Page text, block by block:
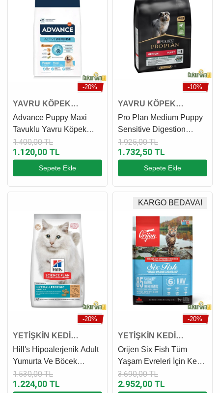
-20%
YAVRU KÖPEK
MAMASI
Advance Puppy Maxi
Tavuklu Yavru Köpek
Maması 3 Kg
1.400,00 TL
1.120,00 TL
Sepete Ekle
-10%
YAVRU KÖPEK
MAMASI
Pro Plan Medium Puppy
Sensitive Digestion
Kuzulu Ve Pirinçli Yavru
Köpek Maması 3 Kg
1.925,00 TL
1.732,50 TL
Sepete Ekle
-20%
YETİŞKİN KEDİ
MAMASI
Hill's Hipoalerjenik Adult
Yumurta Ve Böcek
Proteinli Yetişkin Kedi
Maması 1.5 Kg
1.530,00 TL
1.224,00 TL
-20%
KARGO BEDAVA!
YETİŞKİN KEDİ
MAMASI
Orijen Six Fish Tüm
Yaşam Evreleri İçin Kedi
Maması 1.8 Kg
3.690,00 TL
2.952,00 TL